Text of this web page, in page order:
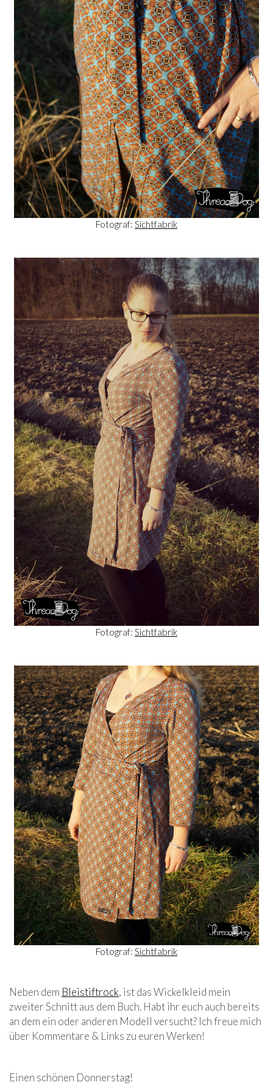
Fotograf: Sichtfabrik
Fotograf: Sichtfabrik
Fotograf: Sichtfabrik
Neben dem Bleistiftrock, ist das Wickelkleid mein
zweiter Schnitt aus dem Buch. Habt ihr euch auch bereits
an dem ein oder anderen Modell versucht? Ich freue mich
über Kommentare & Links zu euren Werken!
Einen schönen Donnerstag!